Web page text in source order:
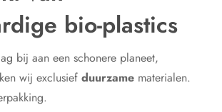
bio-plastics
bij aan een schonere planeet,
wij exclusief duurzame materialen.